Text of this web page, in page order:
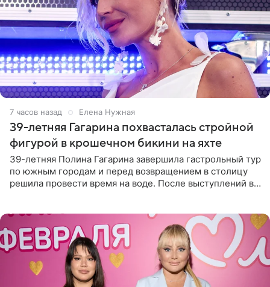
7 часов назад Елена Нужная
39-летняя Гагарина похвасталась стройной
фигурой в крошечном бикини на яхте
39-летняя Полина Гагарина завершила гастрольный тур
по южным городам и перед возвращением в столицу
решила провести время на воде. После выступлений в